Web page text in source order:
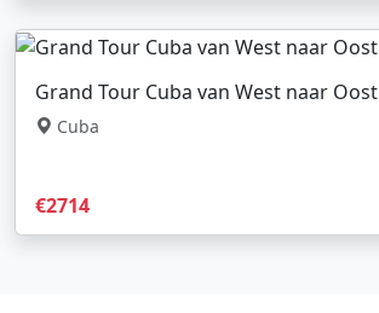
Grand Tour Cuba van West naar Oost
Cuba
€2714